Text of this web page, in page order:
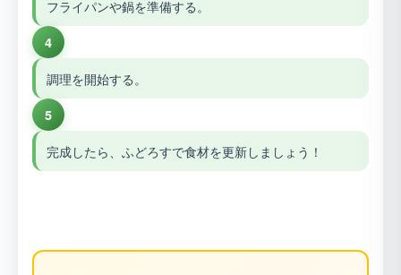
フライパンや鍋を準備する。
4
調理を開始する。
5
完成したら、ふどろすで食材を更新しましょう！